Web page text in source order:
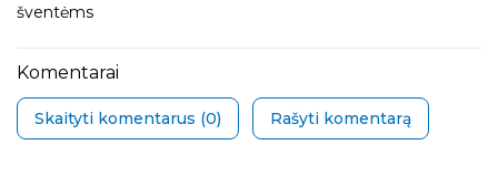
šventėms
Komentarai
Skaityti komentarus (0) Rašyti komentarą